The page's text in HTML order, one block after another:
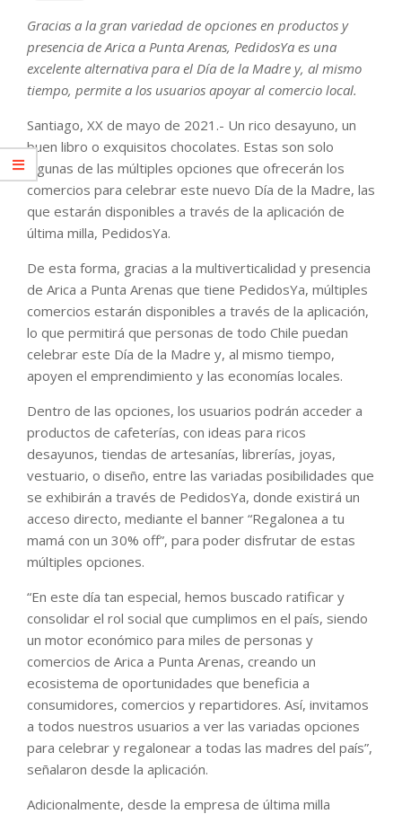
Gracias a la gran variedad de opciones en productos y
presencia de Arica a Punta Arenas, PedidosYa es una
excelente alternativa para el Día de la Madre y, al mismo
tiempo, permite a los usuarios apoyar al comercio local.
Santiago, XX de mayo de 2021.- Un rico desayuno, un
buen libro o exquisitos chocolates. Estas son solo
algunas de las múltiples opciones que ofrecerán los
comercios para celebrar este nuevo Día de la Madre, las
que estarán disponibles a través de la aplicación de
última milla, PedidosYa.
De esta forma, gracias a la multiverticalidad y presencia
de Arica a Punta Arenas que tiene PedidosYa, múltiples
comercios estarán disponibles a través de la aplicación,
lo que permitirá que personas de todo Chile puedan
celebrar este Día de la Madre y, al mismo tiempo,
apoyen el emprendimiento y las economías locales.
Dentro de las opciones, los usuarios podrán acceder a
productos de cafeterías, con ideas para ricos
desayunos, tiendas de artesanías, librerías, joyas,
vestuario, o diseño, entre las variadas posibilidades que
se exhibirán a través de PedidosYa, donde existirá un
acceso directo, mediante el banner “Regalonea a tu
mamá con un 30% off”, para poder disfrutar de estas
múltiples opciones.
“En este día tan especial, hemos buscado ratificar y
consolidar el rol social que cumplimos en el país, siendo
un motor económico para miles de personas y
comercios de Arica a Punta Arenas, creando un
ecosistema de oportunidades que beneficia a
consumidores, comercios y repartidores. Así, invitamos
a todos nuestros usuarios a ver las variadas opciones
para celebrar y regalonear a todas las madres del país”,
señalaron desde la aplicación.
Adicionalmente, desde la empresa de última milla